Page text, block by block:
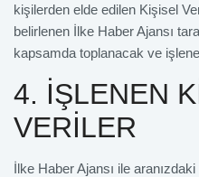
kişilerden elde edilen Kişisel
belirlenen İlke Haber Ajansı
kapsamda toplanacak ve
4. İŞLENEN
VERİLER
İlke Haber Ajansı ile